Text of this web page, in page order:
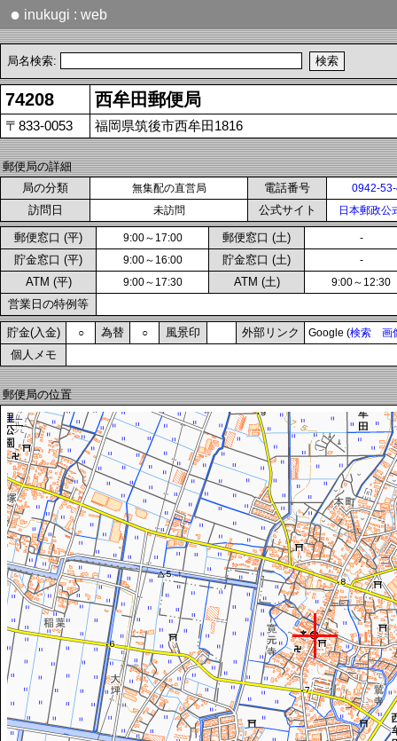
● inukugi : web
局名検索:
74208 西牟田郵便局
〒833-0053 福岡県筑後市西牟田1816
郵便局の詳細
局の分類
無集配の直営局 電話番号 0942-
訪問日 未訪問 公式サイト 日本郵政公
郵便窓口 (平) 9:00～17:00 郵便窓口 (土) -
貯金窓口 (平) 9:00～16:00 貯金窓口 (土) -
ATM (平) 9:00～17:30 ATM (土) 9:00～12:30
営業日の特例等
貯金(入金) ○ 為替 ○ 風景印 外部リンク Google (検索 画
個人メモ
郵便局の位置